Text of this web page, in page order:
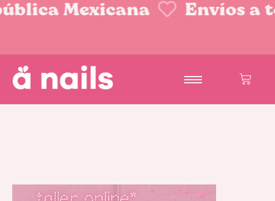
Mexicana Envíos a